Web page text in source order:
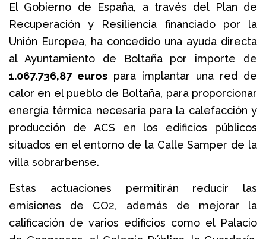
El Gobierno de España, a través del Plan de
Recuperación y Resiliencia financiado por la
Unión Europea, ha concedido una ayuda directa
al Ayuntamiento de Boltaña por importe de
1.067.736,87 euros para implantar una red de
calor en el pueblo de Boltaña, para proporcionar
energía térmica necesaria para la calefacción y
producción de ACS en los edificios públicos
situados en el entorno de la Calle Samper de la
villa sobrarbense.
Estas actuaciones permitirán reducir las
emisiones de CO2, además de mejorar la
calificación de varios edificios como el Palacio